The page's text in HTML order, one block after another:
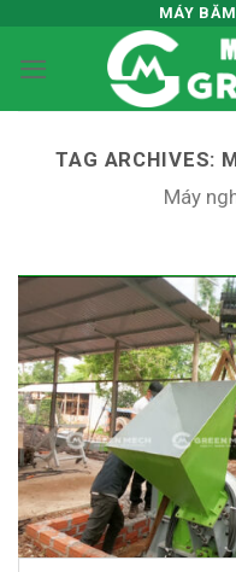
content
MÁY
TAG ARCHIVES:
Máy